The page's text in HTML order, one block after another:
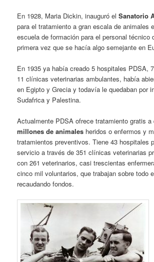
En 1928, Maria Dickin, inauguró elSanatorio
para el tratamiento a gran escala de animales
escuela de formación para el personal técnico
primera vez que se hacía algo semejante en
En 1935 ya había creado 5 hospitales PDSA,
11 clínicas veterinarias ambulantes, había
en Egipto y Grecia y todavía le quedaban por
Sudafrica y Palestina.
Actualmente PDSA ofrece tratamiento gratis
millones de animales heridos o enfermos y
tratamientos preventivos. Tiene 43 hospitales
servicio a través de 351 clínicas veterinarias
con 261 veterinarios, casi trescientas
cinco mil voluntarios, que trabajan sobre todo
recaudando fondos.